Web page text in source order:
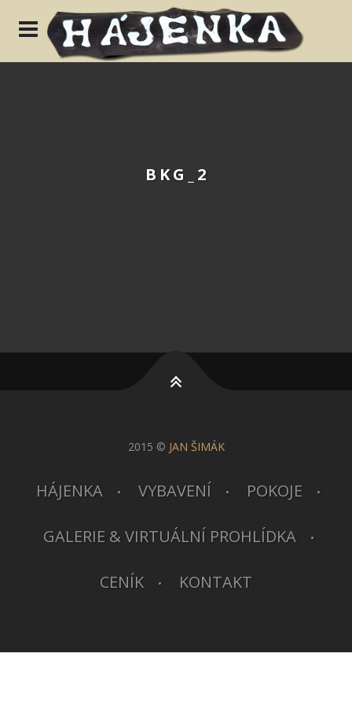
BKG_2
2015 © JAN ŠIMÁK
HÁJENKA VYBAVENÍ POKOJE
GALERIE & VIRTUÁLNÍ PROHLÍDKA
CENÍK KONTAKT